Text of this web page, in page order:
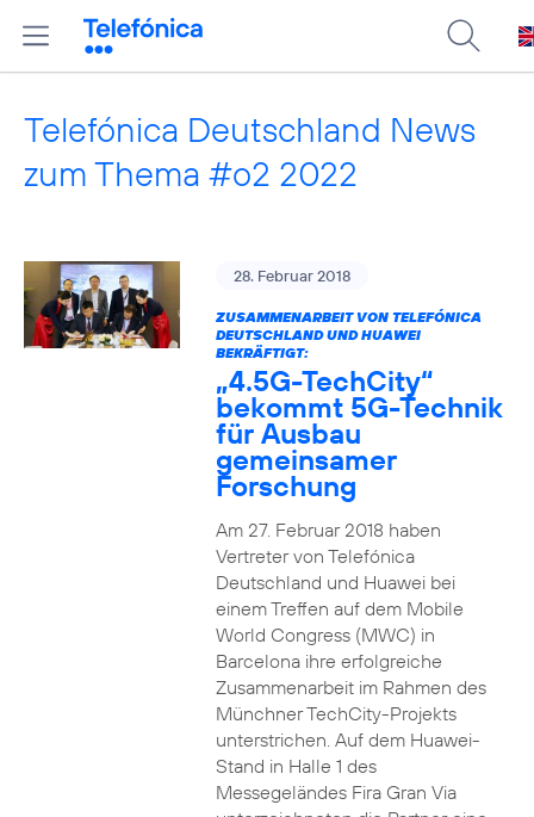
Telefónica Deutschland News
zum Thema #o2 2022
28. Februar 2018
ZUSAMMENARBEIT VON TELEFÓNICA
DEUTSCHLAND UND HUAWEI
BEKRÄFTIGT:
„4.5G-TechCity“
bekommt 5G-Technik
für Ausbau
gemeinsamer
Forschung
Am 27. Februar 2018 haben
Vertreter von Telefónica
Deutschland und Huawei bei
einem Treffen auf dem Mobile
World Congress (MWC) in
Barcelona ihre erfolgreiche
Zusammenarbeit im Rahmen des
Münchner TechCity-Projekts
unterstrichen. Auf dem Huawei-
Stand in Halle 1 des
Messegeländes Fira Gran Via